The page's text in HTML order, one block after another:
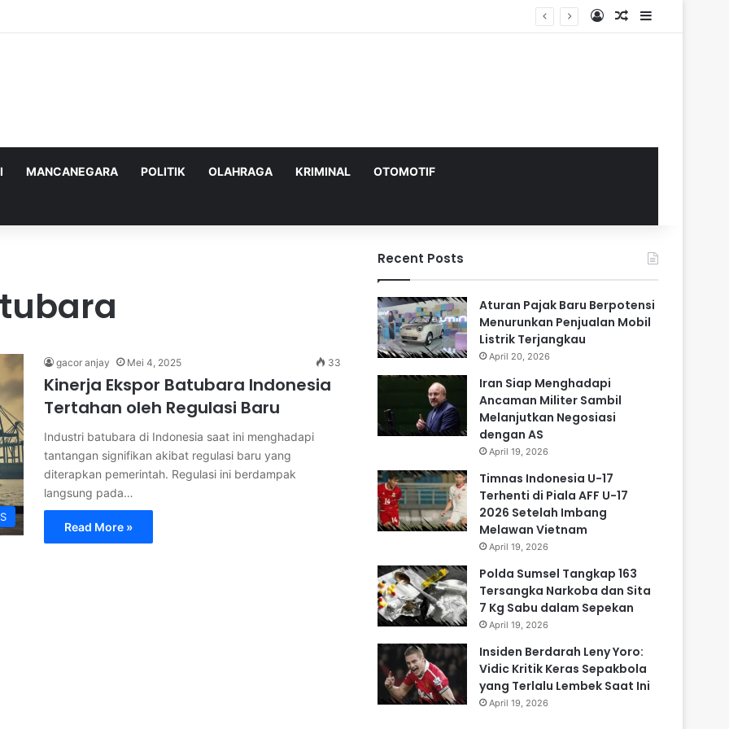
Log InRandom Article
Sidebar
MANCANEGARA POLITIK OLAHRAGA KRIMINAL OTOMOTIF
gacor anjay Mei 4, 2025 33
Kinerja Ekspor Batubara Indonesia
Tertahan oleh Regulasi Baru
Industri batubara di Indonesia saat ini menghadapi
tantangan signifikan akibat regulasi baru yang
diterapkan pemerintah. Regulasi ini berdampak
langsung pada…
Read More »
Recent Posts
Aturan Pajak Baru Berpotensi
Menurunkan Penjualan Mobil
Listrik Terjangkau
April 20, 2026
Iran Siap Menghadapi
Ancaman Militer Sambil
Melanjutkan Negosiasi
dengan AS
April 19, 2026
Timnas Indonesia U-17
Terhenti di Piala AFF U-17
2026 Setelah Imbang
Melawan Vietnam
April 19, 2026
Polda Sumsel Tangkap 163
Tersangka Narkoba dan Sita
7 Kg Sabu dalam Sepekan
April 19, 2026
Insiden Berdarah Leny Yoro:
Vidic Kritik Keras Sepakbola
yang Terlalu Lembek Saat Ini
April 19, 2026